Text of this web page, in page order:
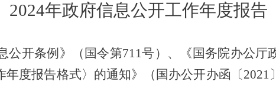
2024年政府信息公开工作年度报告
公开条例》 （国令第711号） 、
《国务院办公
年度报告格式〉的通知》（国办公开办函〔2021〕